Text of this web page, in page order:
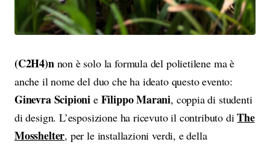
(C2H4)nnon è solo la formula del polietilene ma è
anche il nome del duo che ha ideato questo evento:
Ginevra Scipioni e Filippo Marani, coppia di studenti
di design. L’esposizione ha ricevuto il contributo diThe
Mosshelter, per le installazioni verdi, e della